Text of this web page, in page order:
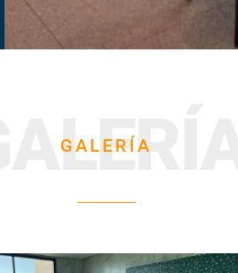
GALERÍA
GALERÍA